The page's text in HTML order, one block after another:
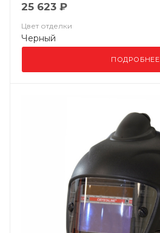
25 623 ₽
Цвет отделки
Черный
ПОДРОБНЕЕ